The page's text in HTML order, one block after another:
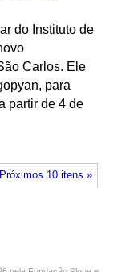
do Instituto de
Carlos. Ele
para
partir de 4 de
Próximos 10 itens »